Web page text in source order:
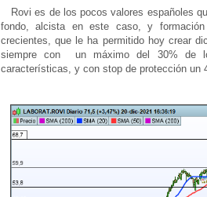
Rovi es de los pocos valores españoles
fondo, alcista en este caso, y
crecientes, que le ha permitido hoy crear
siempre con un máximo del 30% de
características, y con stop de protección un